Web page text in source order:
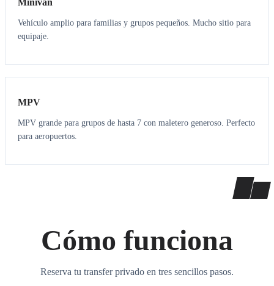
Minivan
Vehículo amplio para familias y grupos pequeños. Mucho sitio para
equipaje.
7 7
MPV
MPV grande para grupos de hasta 7 con maletero generoso. Perfecto
para aeropuertos.
Cómo funciona
Reserva tu transfer privado en tres sencillos pasos.